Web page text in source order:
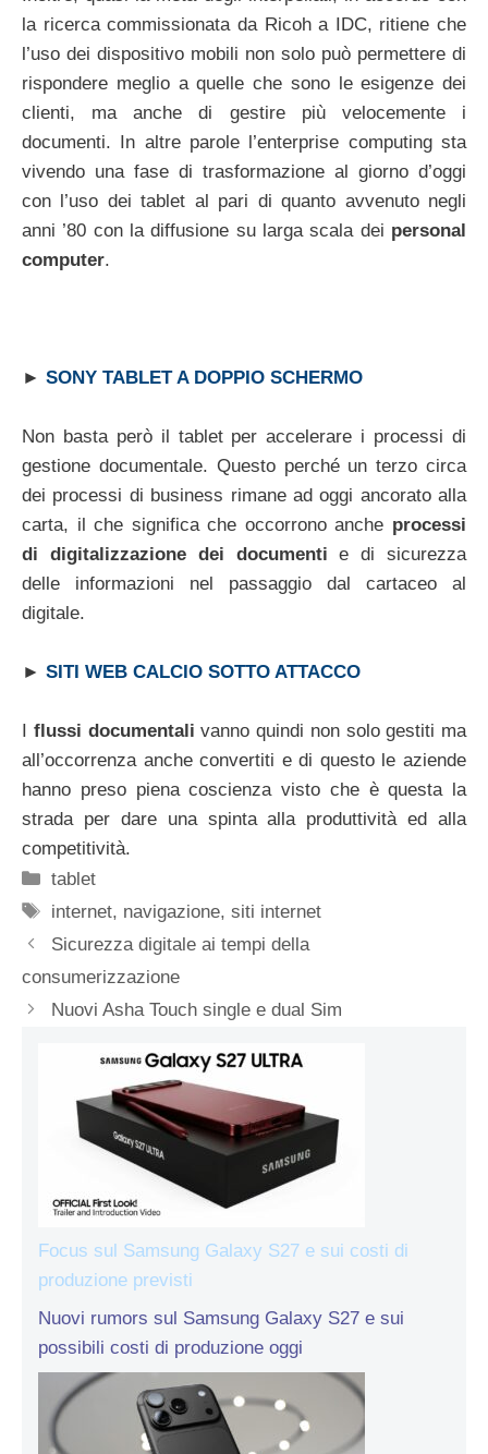
la ricerca commissionata da Ricoh a IDC, ritiene che
l’uso dei dispositivo mobili non solo può permettere di
rispondere meglio a quelle che sono le esigenze dei
clienti, ma anche di gestire più velocemente i
documenti. In altre parole l’enterprise computing sta
vivendo una fase di trasformazione al giorno d’oggi
con l’uso dei tablet al pari di quanto avvenuto negli
anni ’80 con la diffusione su larga scala dei personal
computer.
► SONY TABLET A DOPPIO SCHERMO
Non basta però il tablet per accelerare i processi di
gestione documentale. Questo perché un terzo circa
dei processi di business rimane ad oggi ancorato alla
carta, il che significa che occorrono anche processi
di digitalizzazione dei documenti e di sicurezza
delle informazioni nel passaggio dal cartaceo al
digitale.
► SITI WEB CALCIO SOTTO ATTACCO
I flussi documentali vanno quindi non solo gestiti ma
all’occorrenza anche convertiti e di questo le aziende
hanno preso piena coscienza visto che è questa la
strada per dare una spinta alla produttività ed alla
competitività.
Categorie
tablet
Tag
internet, navigazione,siti internet
Sicurezza digitale ai tempi della
consumerizzazione
Nuovi Asha Touch single e dual Sim
Focus sul Samsung Galaxy S27 e sui costi di
produzione previsti
Nuovi rumors sul Samsung Galaxy S27 e sui
possibili costi di produzione oggi